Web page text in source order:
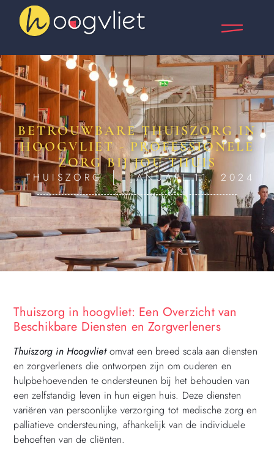
THUISZORG JANUARI 11, 2024
BETROUWBARE THUISZORG IN
HOOGVLIET - PROFESSIONELE
ZORG BIJ JOU THUIS
Thuiszorg in hoogvliet: Een Overzicht van
Beschikbare Diensten en Zorgverleners
Thuiszorg in Hoogvlietomvat een breed scala aan diensten
en zorgverleners die ontworpen zijn om ouderen en
hulpbehoevenden te ondersteunen bij het behouden van
een zelfstandig leven in hun eigen huis. Deze diensten
variëren van persoonlijke verzorging tot medische zorg en
palliatieve ondersteuning, afhankelijk van de individuele
behoeften van de cliënten.